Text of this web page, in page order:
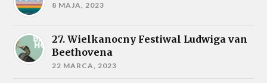
8 MAJA, 2023
27. Wielkanocny Festiwal Ludwiga van
Beethovena
22 MARCA, 2023